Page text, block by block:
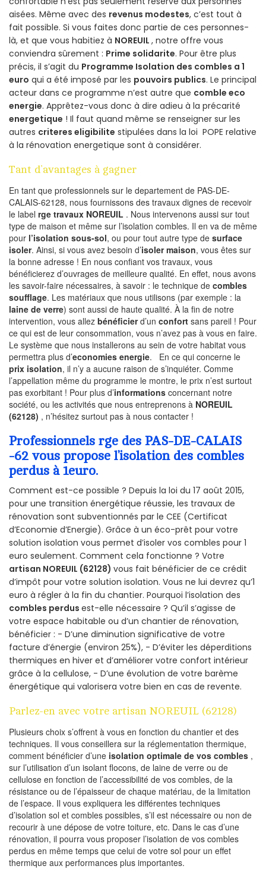
aisées. Même avec des revenus modestes, c’est tout à
fait possible. Si vous faites donc partie de ces personnes-
là, et que vous habitiez à NOREUIL , notre offre vous
conviendra sûrement : Prime solidarite. Pour être plus
précis, il s’agit du Programme Isolation des combles a 1
euro qui a été imposé par les pouvoirs publics. Le principal
acteur dans ce programme n’est autre que comble eco
energie. Apprêtez-vous donc à dire adieu à la précarité
energetique ! Il faut quand même se renseigner sur les
autres criteres eligibilite stipulées dans la loi POPE relative
à la rénovation energetique sont à considérer.
Tant d’avantages à gagner
En tant que professionnels sur le departement de PAS-DE-
CALAIS-62128, nous fournissons des travaux dignes de recevoir
le label rge travaux NOREUIL . Nous intervenons aussi sur tout
type de maison et même sur l’isolation combles. Il en va de même
pour l’isolation sous-sol, ou pour tout autre type de surface
isoler. Ainsi, si vous avez besoin d’isoler maison, vous êtes sur
la bonne adresse ! En nous confiant vos travaux, vous
bénéficierez d’ouvrages de meilleure qualité. En effet, nous avons
les savoir-faire nécessaires, à savoir : le technique de combles
soufflage. Les matériaux que nous utilisons (par exemple : la
laine de verre) sont aussi de haute qualité. À la fin de notre
intervention, vous allez bénéficierd’un confort sans pareil ! Pour
ce qui est de leur consommation, vous n’avez pas à vous en faire.
Le système que nous installerons au sein de votre habitat vous
permettra plus d’economies energie. En ce qui concerne le
prix isolation, il n’y a aucune raison de s’inquiéter. Comme
l’appellation même du programme le montre, le prix n’est surtout
pas exorbitant ! Pour plus d’informations concernant notre
société, ou les activités que nous entreprenons à NOREUIL
(62128) , n’hésitez surtout pas à nous contacter !
Professionnels rge des PAS-DE-CALAIS
-62 vous propose l’isolation des combles
perdus à 1euro.
Comment est-ce possible ? Depuis la loi du 17 août 2015,
pour une transition énergétique réussie, les travaux de
rénovation sont subventionnés par le CEE (Certificat
d’Economie d’Energie). Grâce à un éco-prêt pour votre
solution isolation vous permet d’isoler vos combles pour 1
euro seulement. Comment cela fonctionne ? Votre
artisan NOREUIL (62128) vous fait bénéficier de ce crédit
d’impôt pour votre solution isolation. Vous ne lui devrez qu’1
euro à régler à la fin du chantier. Pourquoi l’isolation des
combles perdus est-elle nécessaire ? Qu’il s’agisse de
votre espace habitable ou d’un chantier de rénovation,
bénéficier : - D’une diminution significative de votre
facture d’énergie (environ 25%), - D’éviter les déperditions
thermiques en hiver et d’améliorer votre confort intérieur
grâce à la cellulose, - D’une évolution de votre barème
énergétique qui valorisera votre bien en cas de revente.
Parlez-en avec votre artisan NOREUIL (62128)
Plusieurs choix s’offrent à vous en fonction du chantier et des
techniques. Il vous conseillera sur la réglementation thermique,
comment bénéficier d’une isolation optimale de vos combles ,
sur l’utilisation d’un isolant flocons, de laine de verre ou de
cellulose en fonction de l’accessibilité de vos combles, de la
résistance ou de l’épaisseur de chaque matériau, de la limitation
de l’espace. Il vous expliquera les différentes techniques
d’isolation sol et combles possibles, s’il est nécessaire ou non de
recourir à une dépose de votre toiture, etc. Dans le cas d’une
rénovation, il pourra vous proposer l’isolation de vos combles
perdus en même temps que celui de votre sol pour un effet
thermique aux performances plus importantes.